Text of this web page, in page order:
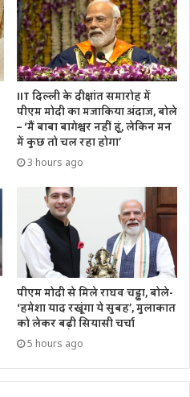
IIT दिल्ली के दीक्षांत समारोह में
पीएम मोदी का मजाकिया अंदाज, बोले
– ‘मैं बाबा बागेश्वर नहीं हूं, लेकिन मन
में कुछ तो चल रहा होगा’
3 hours ago
पीएम मोदी से मिले राघव चड्ढा, बोले-
‘हमेशा याद रखूंगा ये सुबह’, मुलाकात
को लेकर बढ़ी सियासी चर्चा
5 hours ago